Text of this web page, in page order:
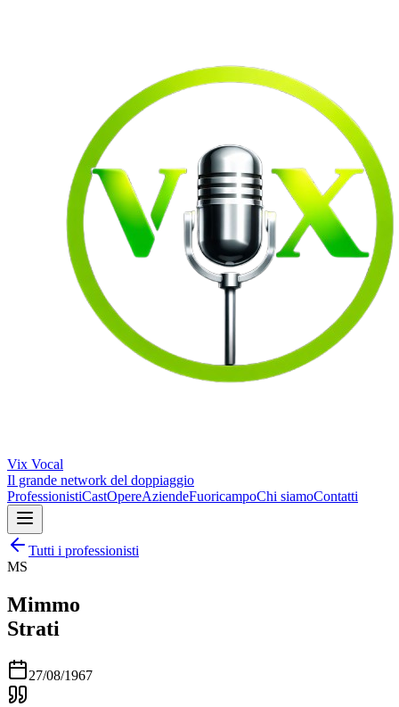
Vix Vocal
Il grande network del doppiaggio
ProfessionistiCastOpereAziendeFuoricampoChi siamoContatti
Tutti i professionisti
MS
Mimmo
Strati
27/08/1967